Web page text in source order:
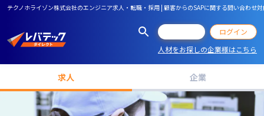
テクノホライゾン株式会社のエンジニア求人・転職・採用 | 顧客からのSAPに関する問い合わ
ログイン
人材をお探しの企業様はこちら
求人 企業